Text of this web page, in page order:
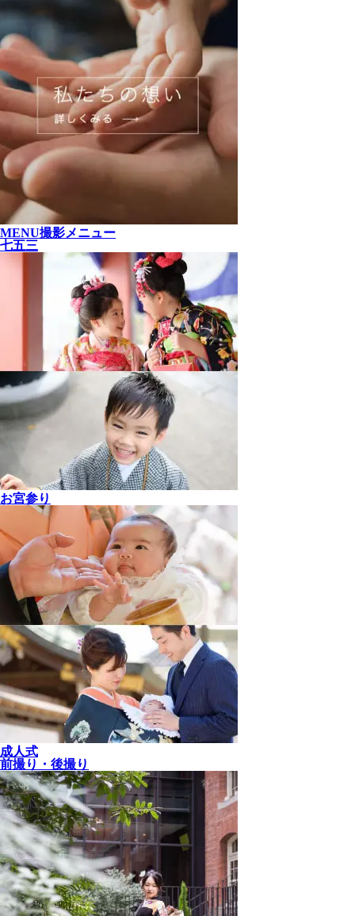
MENU撮影メニュー
七五三
お宮参り
成人式
前撮り・後撮り